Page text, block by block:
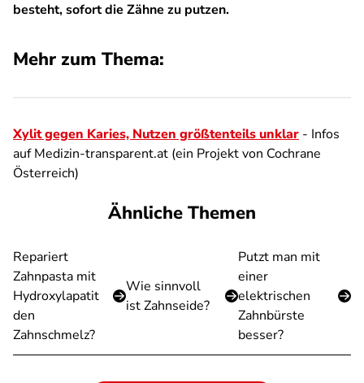
besteht, sofort die Zähne zu putzen.
Mehr zum Thema:
Xylit gegen Karies, Nutzen größtenteils unklar - Infos
auf Medizin-transparent.at (ein Projekt von Cochrane
Österreich)
Ähnliche Themen
Repariert
Zahnpasta mit
Hydroxylapatit
den
Zahnschmelz?
Wie sinnvoll
ist Zahnseide?
Putzt man mit
einer
elektrischen
Zahnbürste
besser?